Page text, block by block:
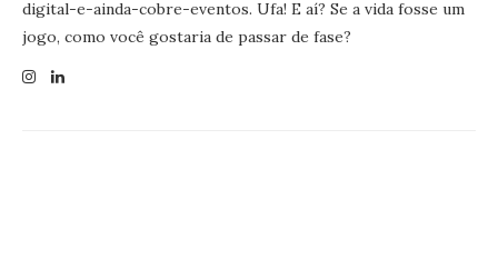
digital-e-ainda-cobre-eventos. Ufa! E aí? Se a vida fosse um
jogo, como você gostaria de passar de fase?